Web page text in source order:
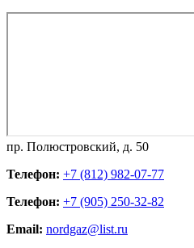
пр. Полюстровский, д. 50
Телефон: +7 (812) 982-07-77
Телефон: +7 (905) 250-32-82
Email: nordgaz@list.ru